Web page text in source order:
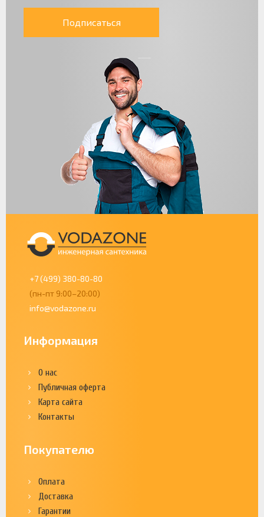
Подписаться
+7 (499) 380-80-80
(пн-пт 9:00–20:00)
info@vodazone.ru
Информация
О нас
Публичная оферта
Карта сайта
Контакты
Покупателю
Оплата
Доставка
Гарантии